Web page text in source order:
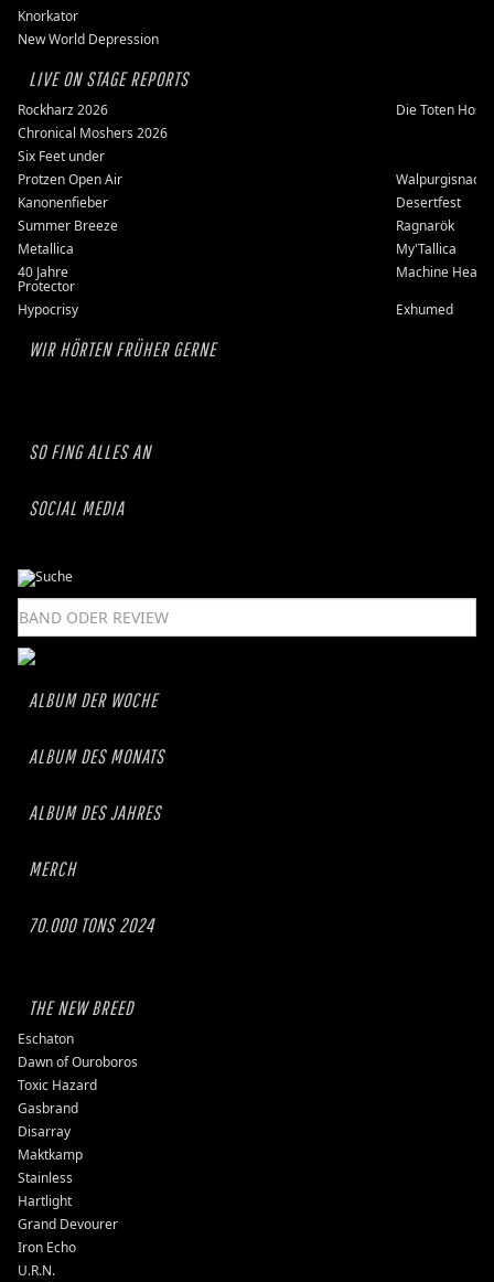
Knorkator
New World Depression
LIVE ON STAGE REPORTS
Rockharz 2026
Die Toten
Chronical Moshers 2026
Six Feet under
Protzen Open Air
Walpurgisnacht
Kanonenfieber
Desertfest
Summer Breeze
Ragnarök
Metallica
My'Tallica
40 Jahre
Protector
Machine Head
Hypocrisy
Exhumed
WIR HÖRTEN FRÜHER GERNE
SO FING ALLES AN
SOCIAL MEDIA
ALBUM DER WOCHE
ALBUM DES MONATS
ALBUM DES JAHRES
MERCH
70.000 TONS 2024
THE NEW BREED
Eschaton
Dawn of Ouroboros
Toxic Hazard
Gasbrand
Disarray
Maktkamp
Stainless
Hartlight
Grand Devourer
Iron Echo
U.R.N.